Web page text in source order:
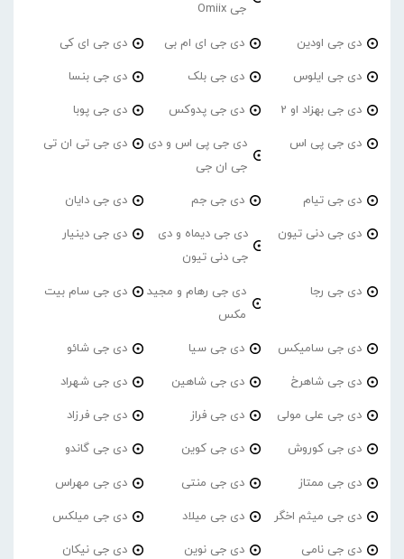
جی Omiix
دی جی اودین دی جی ای ام بی دی جی ای کی
دی جی ایلوس دی جی بلک دی جی بنسا
دی جی بهزاد او 2 دی جی پدوکس دی جی پوبا
دی جی پی اس
دی جی پی اس و دی
جی ان جی
دی جی تی ان تی
دی جی تیام دی جی جم دی جی دایان
دی جی دنی تیون
دی جی دیماه و دی
جی دنی تیون
دی جی دینیار
دی جی رجا
دی جی رهام و مجید
مکس
دی جی سام بیت
دی جی سامیکس دی جی سیا دی جی شائو
دی جی شاهرخ دی جی شاهین دی جی شهراد
دی جی علی مولی دی جی فراز دی جی فرزاد
دی جی کوروش دی جی کوین دی جی گاندو
دی جی ممتاز دی جی منتی دی جی مهراس
دی جی میثم اخگر دی جی میلاد دی جی میلکس
دی جی نامی دی جی نوین دی جی نیکان